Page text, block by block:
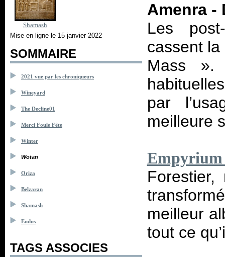
Shamash
Mise en ligne le 15 janvier 2022
SOMMAIRE
2021 vue par les chroniqueurs
Wineyard
The Decline01
Merci Foule Fête
Winter
Wotan
Oriza
Belzaran
Shamash
Eudus
TAGS ASSOCIES
Amenra -
Les
cassent
Mass ».
par
meilleure
Empyrium
Forestier,
meilleur
tout ce